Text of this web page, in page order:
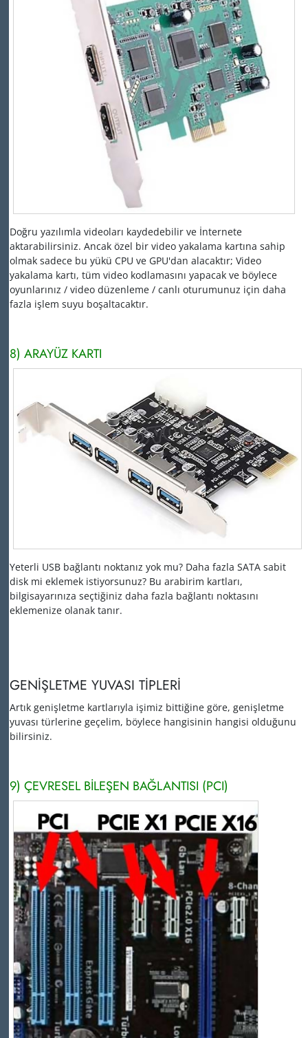
Doğru yazılımla videoları kaydedebilir ve İnternete
aktarabilirsiniz. Ancak özel bir video yakalama kartına sahip
olmak sadece bu yükü CPU ve GPU'dan alacaktır; Video
yakalama kartı, tüm video kodlamasını yapacak ve böylece
oyunlarınız / video düzenleme / canlı oturumunuz için daha
fazla işlem suyu boşaltacaktır.
8) ARAYÜZ KARTI
Yeterli USB bağlantı noktanız yok mu? Daha fazla SATA sabit
disk mi eklemek istiyorsunuz? Bu arabirim kartları,
bilgisayarınıza seçtiğiniz daha fazla bağlantı noktasını
eklemenize olanak tanır.
GENİŞLETME YUVASI TİPLERİ
Artık genişletme kartlarıyla işimiz bittiğine göre, genişletme
yuvası türlerine geçelim, böylece hangisinin hangisi olduğunu
bilirsiniz.
9) ÇEVRESEL BİLEŞEN BAĞLANTISI (PCI)